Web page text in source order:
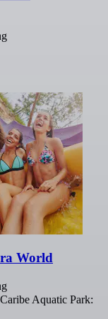
World
Aquatic Park: